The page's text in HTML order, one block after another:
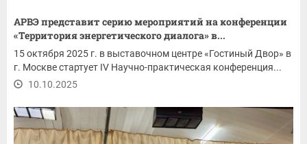
АРВЭ представит серию мероприятий на конференции
«Территория энергетического диалога» в...
15 октября 2025 г. в выставочном центре «Гостиный Двор» в
г. Москве стартует IV Научно-практическая конференция...
10.10.2025